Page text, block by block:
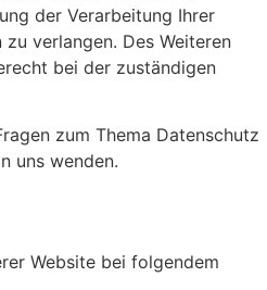
der Verarbeitung Ihrer
verlangen. Des Weiteren
bei der zuständigen
zum Thema Datenschutz
uns wenden.
Website bei folgendem